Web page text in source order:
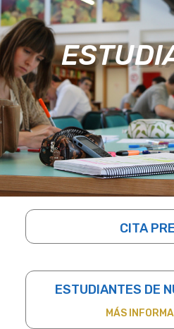
CITA
ESTUDIANTES DE
MÁS